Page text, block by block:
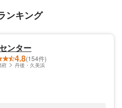
ンキング
ンター
4.8(154件)
府 丹後・久美浜